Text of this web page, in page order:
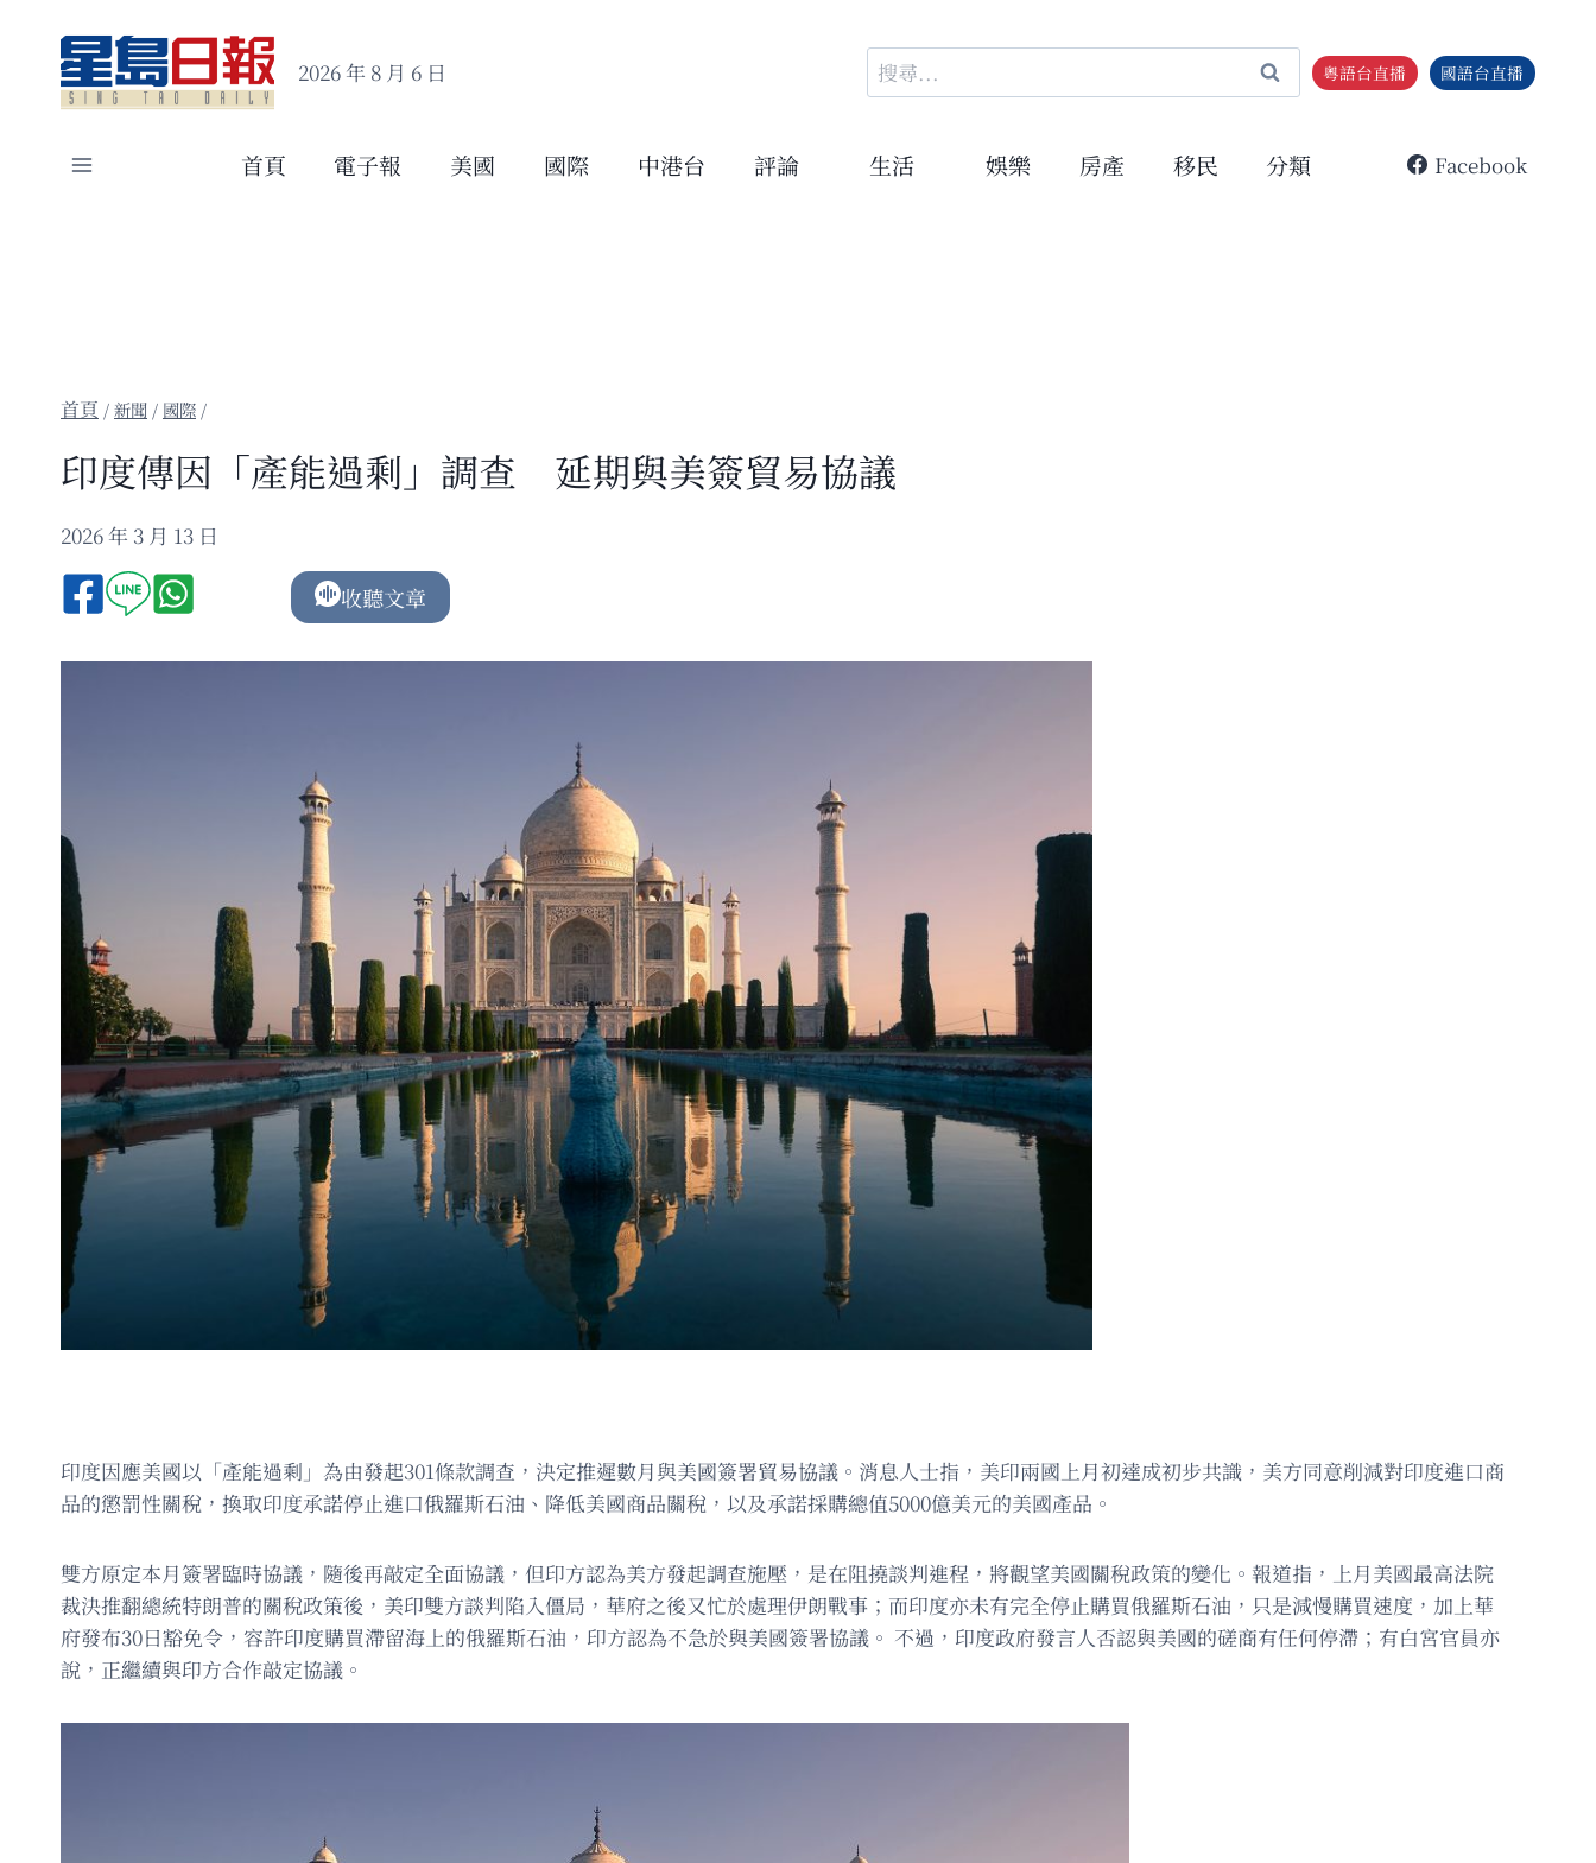
content
2026 年 8 月 6 日
搜
尋
鍵
粵語台直播 國語台直播
首頁 電子報 美國 國際 中港台 評論 生活 娛樂 房產 移民 分類 Facebook
/新聞 / 國際 /
印度傳因「產能過剩」調查 延期與美簽貿易協議
2026 年 3 月 13 日
收聽文章
印度因應美國以「產能過剩」為由發起301條款調查，決定推遲數月與美國簽署貿易協議。消息人士指，美印兩國上月初達成初步共識，美方同意削減對印度進口商
品的懲罰性關稅，換取印度承諾停止進口俄羅斯石油、降低美國商品關稅，以及承諾採購總值5000億美元的美國產品。
雙方原定本月簽署臨時協議，隨後再敲定全面協議，但印方認為美方發起調查施壓，是在阻撓談判進程，將觀望美國關稅政策的變化。報道指，上月美國最高法院
裁決推翻總統特朗普的關稅政策後，美印雙方談判陷入僵局，華府之後又忙於處理伊朗戰事；而印度亦未有完全停止購買俄羅斯石油，只是減慢購買速度，加上華
府發布30日豁免令，容許印度購買滯留海上的俄羅斯石油，印方認為不急於與美國簽署協議。 不過，印度政府發言人否認與美國的磋商有任何停滯；有白宮官員亦
說，正繼續與印方合作敲定協議。